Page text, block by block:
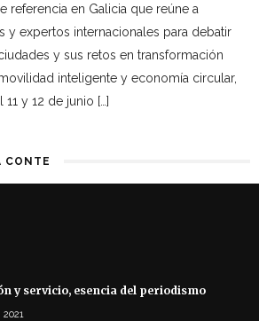
referencia en Galicia que reúne a
y expertos internacionales para debatir
y sus retos en transformación
inteligente y economía circular,
y 12 de junio […]
CONTE
y servicio, esencia del periodismo
2021